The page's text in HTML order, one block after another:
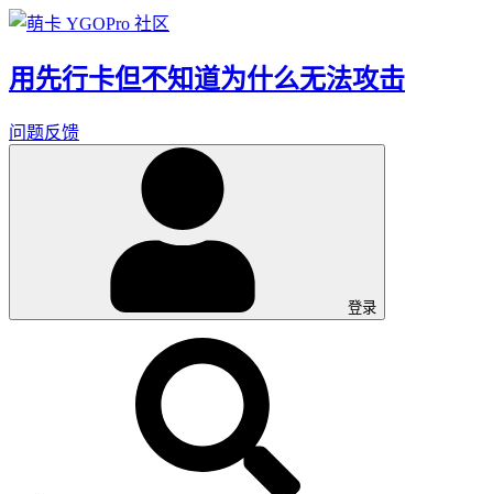
用先行卡但不知道为什么无法攻击
问题反馈
登录